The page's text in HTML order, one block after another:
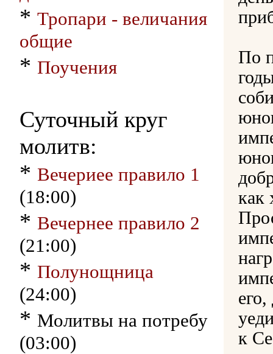
* Тропари - величания
общие
* Поучения
Суточный круг
молитв:
* Вечериее правило 1
(18:00)
* Вечернее правило 2
(21:00)
* Полунощница
(24:00)
* Молитвы на потребу
(03:00)
По
как
к